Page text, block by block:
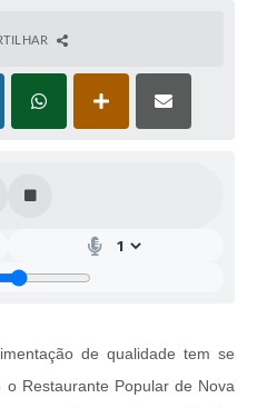
de qualidade tem se
Restaurante Popular de Nova